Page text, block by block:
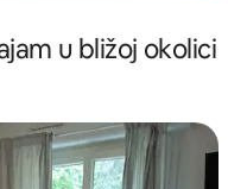
u bližoj okolici